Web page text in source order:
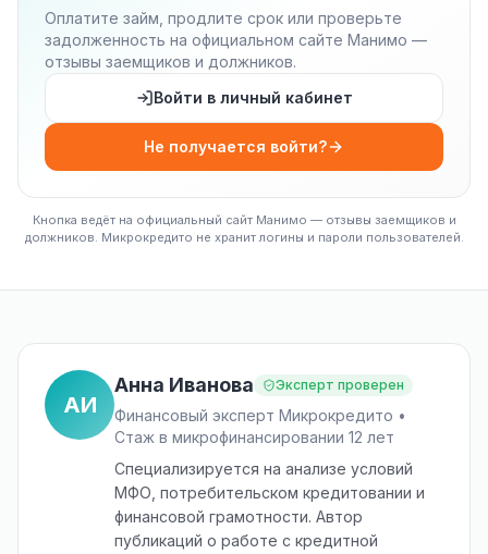
Оплатите займ, продлите срок или проверьте
задолженность на официальном сайте Манимо —
отзывы заемщиков и должников.
Войти в личный кабинет
Не получается войти?
Кнопка ведёт на официальный сайт Манимо — отзывы заемщиков и
должников. Микрокредито не хранит логины и пароли пользователей.
АИ
Анна Иванова Эксперт проверен
Финансовый эксперт Микрокредито •
Стаж в микрофинансировании 12 лет
Специализируется на анализе условий
МФО, потребительском кредитовании и
финансовой грамотности. Автор
публикаций о работе с кредитной